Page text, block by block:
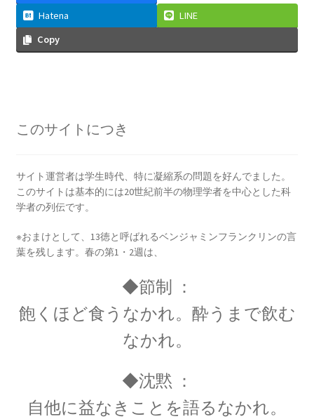
D・J・ボーム
_【マンハッタン計画に参画しボーム解釈を提唱】
【サイクロトロンを発明し人工放射
【アメリカで稀代の実験家が光速度
に関する事実を実験検証】
F・W・マイスナー
【ベルリン生まれの物理学者｜磁性を使って超
電導現象を説明】
Hatena
LINE
Copy
このサイトにつき
サイト運営者は学生時代、特に凝縮系の問題を好んでました。
このサイトは基本的には20世紀前半の物理学者を中心とした科
学者の列伝です。
※おまけとして、13徳と呼ばれるベンジャミンフランクリンの言
葉を残します。春の第1・2週は、
◆節制 ：
飽くほど食うなかれ。酔うまで飲む
なかれ。
◆沈黙 ：
自他に益なきことを語るなかれ。